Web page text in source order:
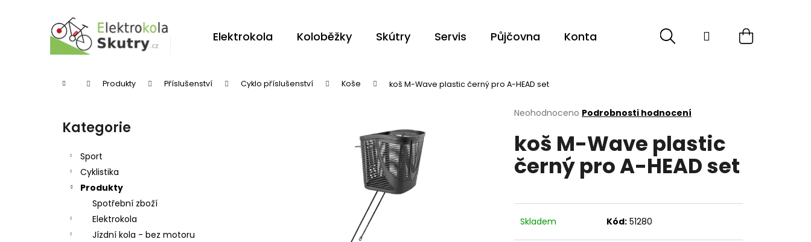
Elektrokola Koloběžky Skútry Servis Půjčovna Kontakt HledatPřihlášeníNákupní
Domů Produkty Příslušenství Cyklo příslušenství Koše koš M-Wave plastic černý pro A-HEAD set
Přeskočit
kategorie
Kategorie
Sport
Cyklistika
Produkty
Spotřební zboží
Elektrokola
Jízdní kola - bez motoru
Průměrné
produktu
je
0,0
z
Neohodnoceno Podrobnosti hodnocení
koš M-Wave plastic
černý pro A-HEAD set
Skladem Kód: 51280
Zpět
Zpět
Doporučujeme